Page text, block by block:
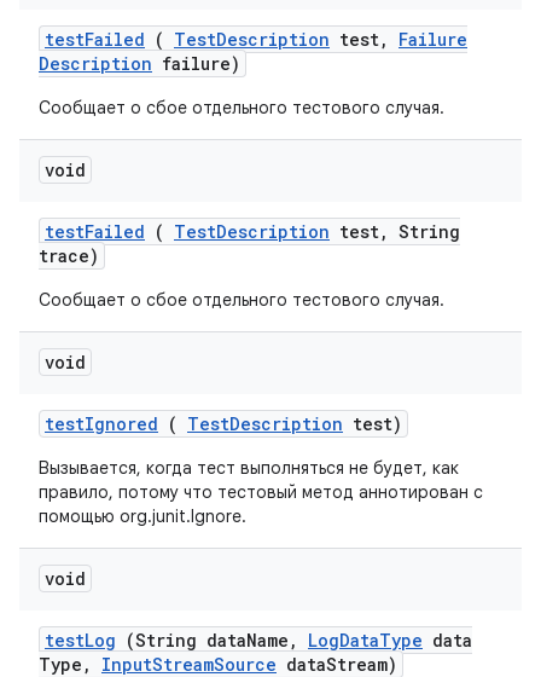
testFailed ( TestDescription test,
Failure
Description failure)
Сообщает о сбое отдельного тестового случая.
void
testFailed ( TestDescription test, String
trace)
Сообщает о сбое отдельного тестового случая.
void
testIgnored ( TestDescription test)
Вызывается, когда тест выполняться не будет, как
правило, потому что тестовый метод аннотирован с
помощью org.junit.Ignore.
void
testLog (String dataName , LogDataType data
Type , InputStreamSource dataStream)